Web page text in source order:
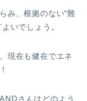
み、根拠のない“難
いでしょう。
現在も健在でエネ
さんはどのよう